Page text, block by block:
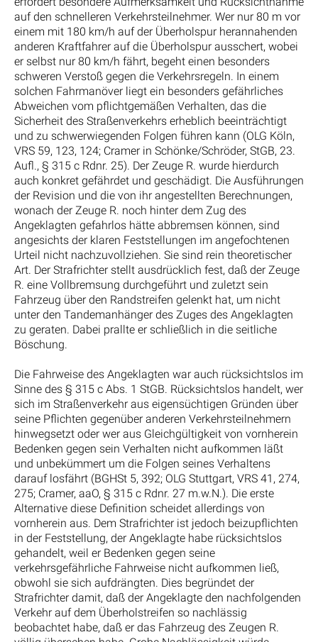
auf den schnelleren Verkehrsteilnehmer. Wer nur 80 m vor
einem mit 180 km/h auf der Überholspur herannahenden
anderen Kraftfahrer auf die Überholspur ausschert, wobei
er selbst nur 80 km/h fährt, begeht einen besonders
schweren Verstoß gegen die Verkehrsregeln. In einem
solchen Fahrmanöver liegt ein besonders gefährliches
Abweichen vom pflichtgemäßen Verhalten, das die
Sicherheit des Straßenverkehrs erheblich beeinträchtigt
und zu schwerwiegenden Folgen führen kann (OLG Köln,
VRS 59, 123, 124; Cramer in Schönke/Schröder, StGB, 23.
Aufl., § 315 c Rdnr. 25). Der Zeuge R. wurde hierdurch
auch konkret gefährdet und geschädigt. Die Ausführungen
der Revision und die von ihr angestellten Berechnungen,
wonach der Zeuge R. noch hinter dem Zug des
Angeklagten gefahrlos hätte abbremsen können, sind
angesichts der klaren Feststellungen im angefochtenen
Urteil nicht nachzuvollziehen. Sie sind rein theoretischer
Art. Der Strafrichter stellt ausdrücklich fest, daß der Zeuge
R. eine Vollbremsung durchgeführt und zuletzt sein
Fahrzeug über den Randstreifen gelenkt hat, um nicht
unter den Tandemanhänger des Zuges des Angeklagten
zu geraten. Dabei prallte er schließlich in die seitliche
Böschung.
Die Fahrweise des Angeklagten war auch rücksichtslos im
Sinne des § 315 c Abs. 1 StGB. Rücksichtslos handelt, wer
sich im Straßenverkehr aus eigensüchtigen Gründen über
seine Pflichten gegenüber anderen Verkehrsteilnehmern
hinwegsetzt oder wer aus Gleichgültigkeit von vornherein
Bedenken gegen sein Verhalten nicht aufkommen läßt
und unbekümmert um die Folgen seines Verhaltens
darauf losfährt (BGHSt 5, 392; OLG Stuttgart, VRS 41, 274,
275; Cramer, aaO, § 315 c Rdnr. 27 m.w.N.). Die erste
Alternative diese Definition scheidet allerdings von
vornherein aus. Dem Strafrichter ist jedoch beizupflichten
in der Feststellung, der Angeklagte habe rücksichtslos
gehandelt, weil er Bedenken gegen seine
verkehrsgefährliche Fahrweise nicht aufkommen ließ,
obwohl sie sich aufdrängten. Dies begründet der
Strafrichter damit, daß der Angeklagte den nachfolgenden
Verkehr auf dem Überholstreifen so nachlässig
beobachtet habe, daß er das Fahrzeug des Zeugen R.